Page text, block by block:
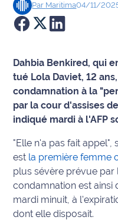
Culture
Éducation
Emploi
Environnement
Info
route
Justice
Loisirs
Par Maritima04/11/
Dahbia Benkired, qui
tué Lola Daviet, 12
condamnation à la
par la cour d'assises
indiqué mardi à l'AFP
"Elle n'a pas fait appel",
est la première femme
plus sévère prévue par
condamnation est ainsi
mardi minuit, à
dont elle disposait.